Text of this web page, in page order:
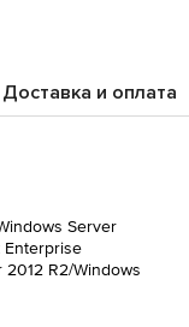
Доставка и оплата
Server
Enterprise
R2/Windows